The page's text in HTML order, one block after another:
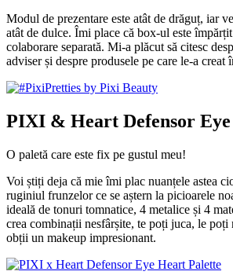
Modul de prezentare este atât de drăguț, iar
atât de dulce. Îmi place că box-ul este
colaborare separată. Mi-a plăcut să citesc
adviser și despre produsele pe care le-a
PIXI & Heart Defensor
O paletă care este fix pe gustul meu!
Voi știți deja că mie îmi plac nuanțele astea
ruginiul frunzelor ce se aștern la picioarele
ideală de tonuri tomnatice, 4 metalice și 4
crea combinații nesfârșite, te poți juca, le poți
obții un makeup impresionant.